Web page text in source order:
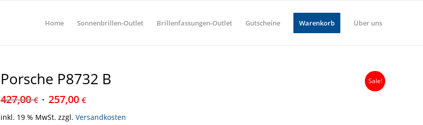
Home Sonnenbrillen-Outlet Brillenfassungen-Outlet Gutscheine Warenkorb Über uns
Sale!
Porsche P8732 B
427,00€ 257,00€
inkl. 19 % MwSt. zzgl.Versandkosten